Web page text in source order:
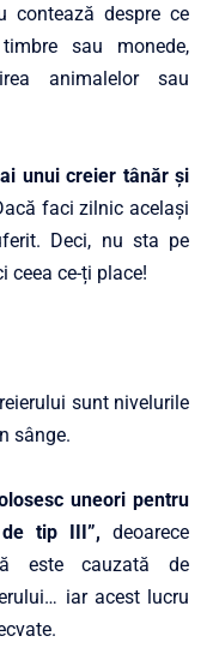
contează despre ce
sau monede,
animalelor sau
unui creier tânăr și
faci zilnic același
Deci, nu sta pe
ceea ce-ți place!
sunt nivelurile
sânge.
uneori pentru
tip III”, deoarece
este cauzată de
iar acest lucru